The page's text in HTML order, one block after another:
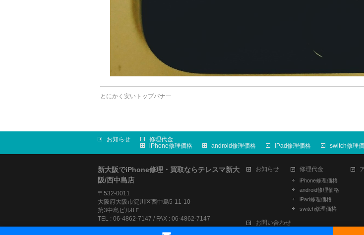
とにかく安いトップバナー
お知らせ
修理代金
iPhone修理価格
android修理価格 iPad修理価格 switch修理
新大阪でiPhone修理・買取ならテレスマ新大
阪/西中島店
〒532-0011
大阪府大阪市淀川区西中島5-11-10
第3中島ビル8Ｆ
TEL : 06-4862-7147 / FAX : 06-4862-7147
お知らせ 修理代金
iPhone修理価格
android修理価格
iPad修理価格
switch修理価格
お問い合わせ